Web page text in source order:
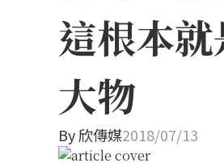
這根本
大物
By欣傳媒2018/07/13